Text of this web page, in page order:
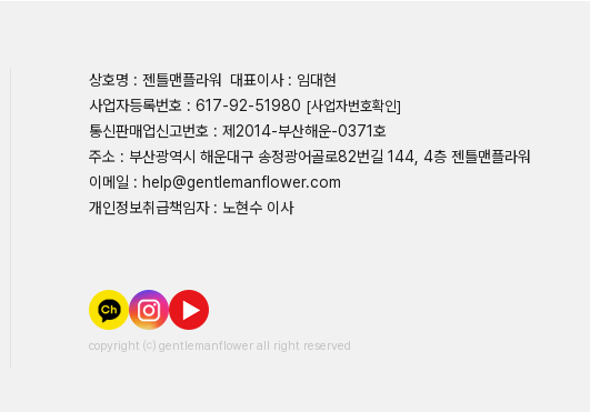
상호명 : 젠틀맨플라워 대표이사 : 임대현
사업자등록번호 : 617-92-51980 [사업자번호확인]
통신판매업신고번호 : 제2014-부산해운-0371호
주소 : 부산광역시 해운대구 송정광어골로82번길 144, 4층 젠틀맨플라워
이메일 : help@gentlemanflower.com
개인정보취급책임자 : 노현수 이사
copyright ⒞ gentlemanflower all right reserved